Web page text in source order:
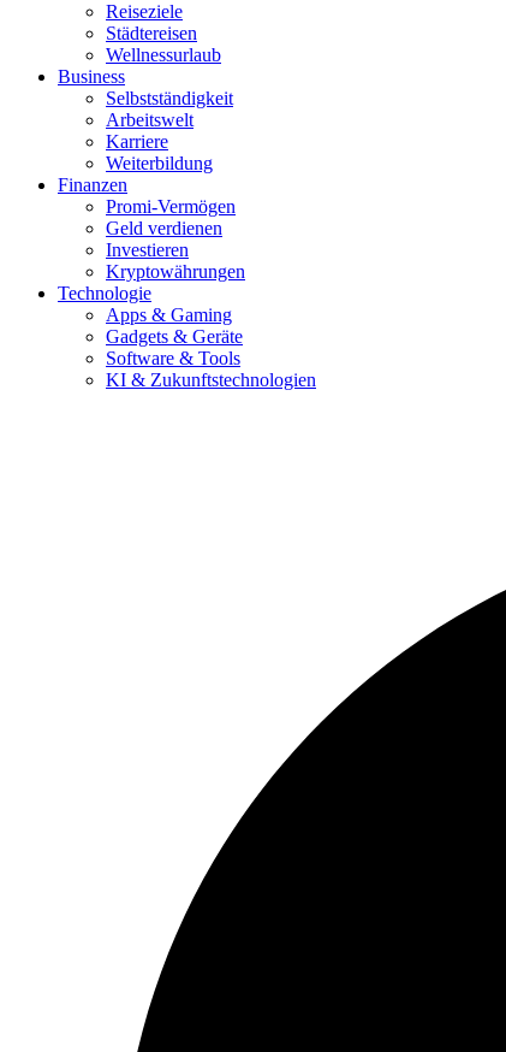
Reiseziele
Städtereisen
Wellnessurlaub
Business
Selbstständigkeit
Arbeitswelt
Karriere
Weiterbildung
Finanzen
Promi-Vermögen
Geld verdienen
Investieren
Kryptowährungen
Technologie
Apps & Gaming
Gadgets & Geräte
Software & Tools
KI & Zukunftstechnologien